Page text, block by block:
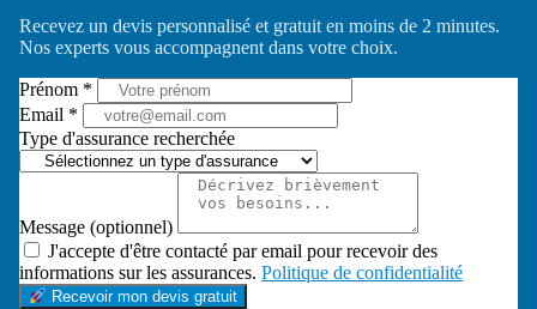
Recevez un devis personnalisé et gratuit en moins de 2 minutes.
Nos experts vous accompagnent dans votre choix.
Prénom *
Email *
Type d'assurance recherchée
Message (optionnel)
J'accepte d'être contacté par email pour recevoir des
informations sur les assurances. Politique de confidentialité
Recevoir mon devis gratuit